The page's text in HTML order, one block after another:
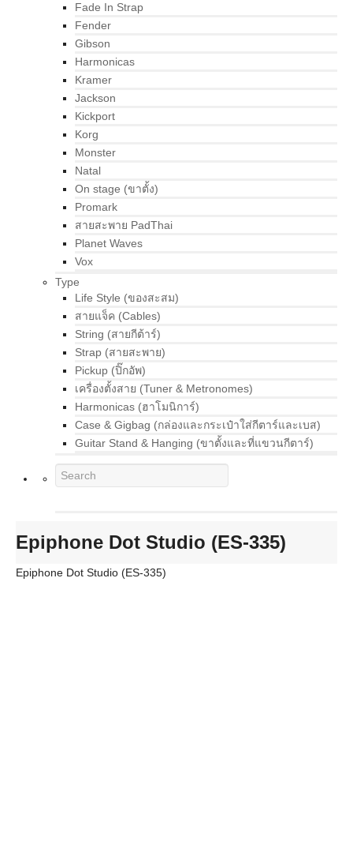
Fade In Strap
Fender
Gibson
Harmonicas
Kramer
Jackson
Kickport
Korg
Monster
Natal
On stage (ขาตั้ง)
Promark
สายสะพาย PadThai
Planet Waves
Vox
Type
Life Style (ของสะสม)
สายแจ็ค (Cables)
String (สายกีต้าร์)
Strap (สายสะพาย)
Pickup (ปิ๊กอัพ)
เครื่องตั้งสาย (Tuner & Metronomes)
Harmonicas (ฮาโมนิการ์)
Case & Gigbag (กล่องและกระเป๋าใส่กีตาร์และเบส)
Guitar Stand & Hanging (ขาตั้งและที่แขวนกีตาร์)
Epiphone Dot Studio (ES-335)
Epiphone Dot Studio (ES-335)